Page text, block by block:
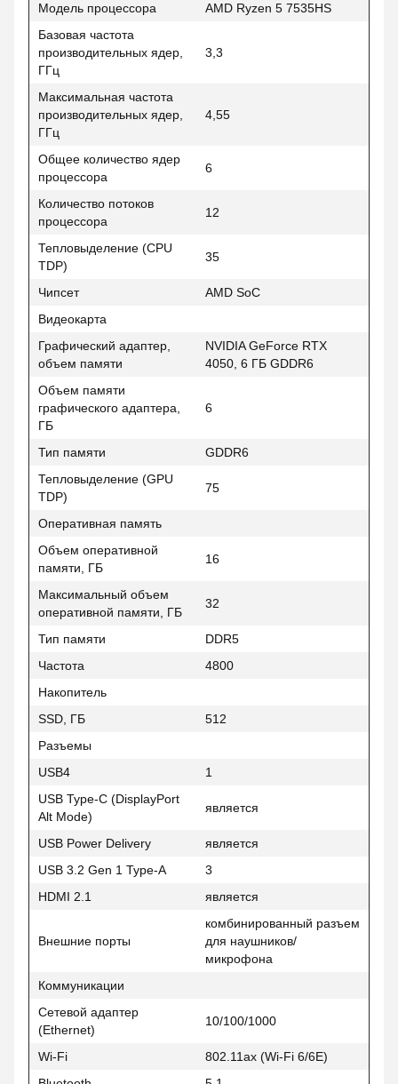
Модель процессора
AMD Ryzen 5 7535HS
Базовая частота
производительных ядер,
ГГц
3,3
Максимальная частота
производительных ядер,
ГГц
4,55
Общее количество ядер
процессора
6
Количество потоков
процессора
12
Тепловыделение (CPU
TDP)
35
Чипсет
AMD SoC
Видеокарта
Графический адаптер,
объем памяти
NVIDIA GeForce RTX
4050, 6 ГБ GDDR6
Объем памяти
графического адаптера,
ГБ
6
Тип памяти
GDDR6
Тепловыделение (GPU
TDP)
75
Оперативная память
Объем оперативной
памяти, ГБ
16
Максимальный объем
оперативной памяти, ГБ
32
Тип памяти
DDR5
Частота
4800
Накопитель
SSD, ГБ
512
Разъемы
USB4
1
USB Type-C (DisplayPort
Alt Mode)
является
USB Power Delivery
является
USB 3.2 Gen 1 Type-A
3
HDMI 2.1
является
Внешние порты
комбинированный разъем
для наушников/
микрофона
Коммуникации
Сетевой адаптер
(Ethernet)
10/100/1000
Wi-Fi
802.11ax (Wi-Fi 6/6E)